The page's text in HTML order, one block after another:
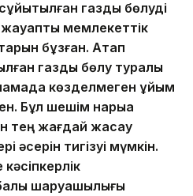
газды бөлуді
мемлекеттік
бұзған. Атап
газды бөлу туралы
көзделмеген ұйым
Бұл шешім нарыққа
тең жағдай жасау
әсерін тигізуі мүмкін.
шаруашылығы